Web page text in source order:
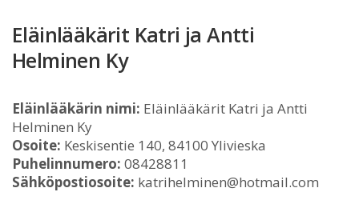
Eläinlääkärit Katri ja Antti
Helminen Ky
Eläinlääkärin nimi: Eläinlääkärit Katri ja Antti
Helminen Ky
Osoite: Keskisentie 140, 84100 Ylivieska
Puhelinnumero: 08428811
Sähköpostiosoite: katrihelminen@hotmail.com